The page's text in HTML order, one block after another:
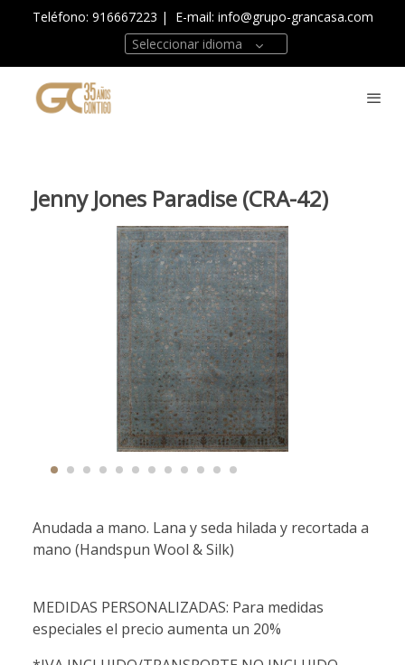
Teléfono: 916667223 | E-mail: info@grupo-grancasa.com
Seleccionar idioma
Jenny Jones Paradise (CRA-42)
Anudada a mano. Lana y seda hilada y recortada a
mano (Handspun Wool & Silk)
MEDIDAS PERSONALIZADAS: Para medidas
especiales el precio aumenta un 20%